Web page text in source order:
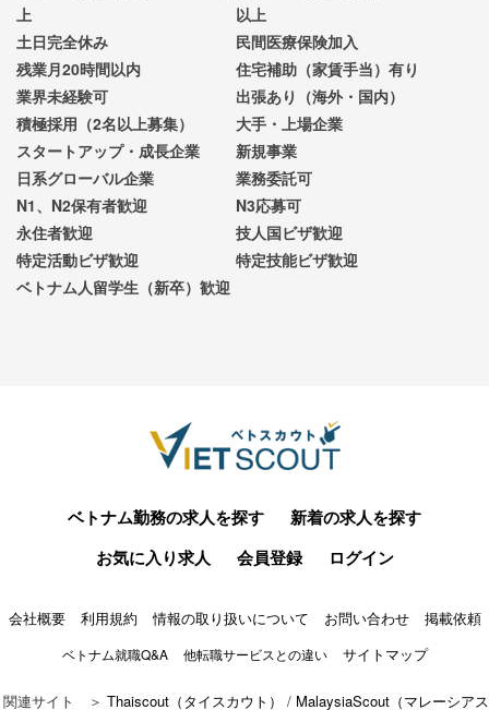
上
以上
土日完全休み
民間医療保険加入
残業月20時間以内
住宅補助（家賃手当）有り
業界未経験可
出張あり（海外・国内）
積極採用（2名以上募集）
大手・上場企業
スタートアップ・成長企業
新規事業
日系グローバル企業
業務委託可
N1、N2保有者歓迎
N3応募可
永住者歓迎
技人国ビザ歓迎
特定活動ビザ歓迎
特定技能ビザ歓迎
ベトナム人留学生（新卒）歓迎
ベトナム勤務の求人を探す
新着の求人を探す
お気に入り求人
会員登録 ログイン
会社概要 利用規約 情報の取り扱いについて お問い合わせ 掲載依頼
ベトナム就職Q&A 他転職サービスとの違い サイトマップ
関連サイト ＞ Thaiscout（タイスカウト） / MalaysiaScout（マレーシアス